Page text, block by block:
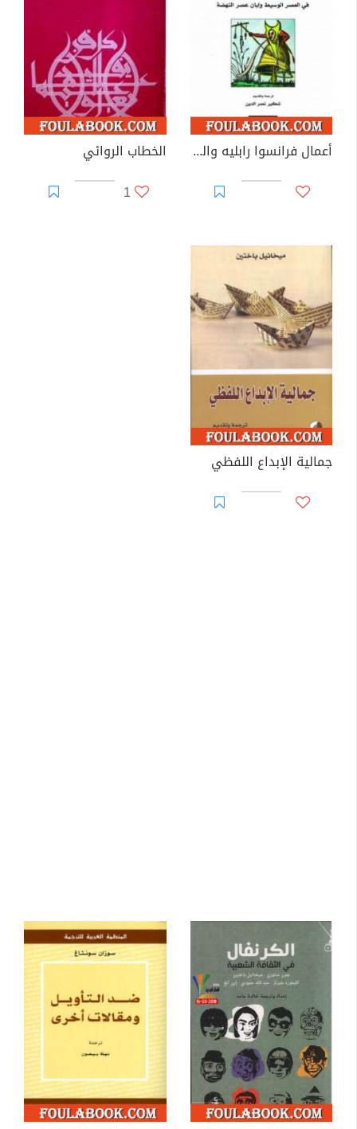
أعمال فرانسوا رابليه والثقافة الشعبية في العصر الوسيط وإبان عصر النهضة
الخطاب الروائي
1
جمالية الإبداع اللفظي